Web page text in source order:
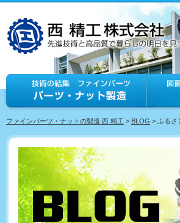
ファインパーツ・ナットの製造 西 精工 > BLOG > ふるさ